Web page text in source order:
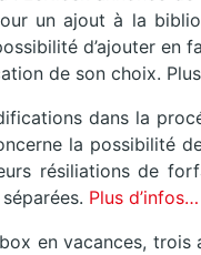
un ajout à la
d’ajouter en
de son choix.
dans la
la possibilité
résiliations de
Plus d’infos…
en vacances,